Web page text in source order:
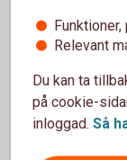
Bli
Relevant
Du kan ta
på cookie-
inloggad. Så